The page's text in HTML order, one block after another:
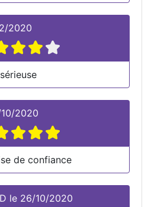
2020
sérieuse
2020
de confiance
le 26/10/2020